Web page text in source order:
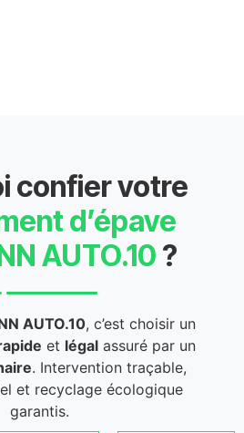
confier votre
d’épave
AUTO.10 ?
AUTO.10, c’est choisir un
et légalassuré par un
. Intervention traçable,
et recyclage écologique
garantis.